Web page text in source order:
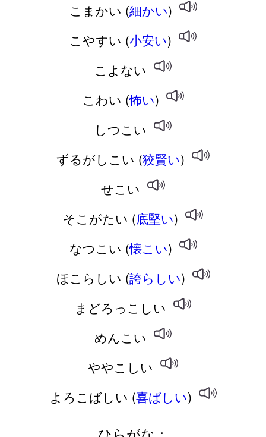
こまかい (細かい)
こやすい (小安い)
こよない
こわい (怖い)
しつこい
ずるがしこい (狡賢い)
せこい
そこがたい (底堅い)
なつこい (懐こい)
ほこらしい (誇らしい)
まどろっこしい
めんこい
ややこしい
よろこばしい (喜ばしい)